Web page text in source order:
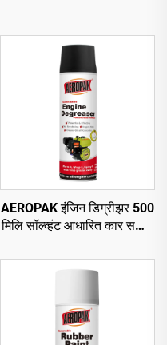
AEROPAK इंजिन डिग्रीझर 500
मिलि सॉल्व्हंट आधारित कार सफाई